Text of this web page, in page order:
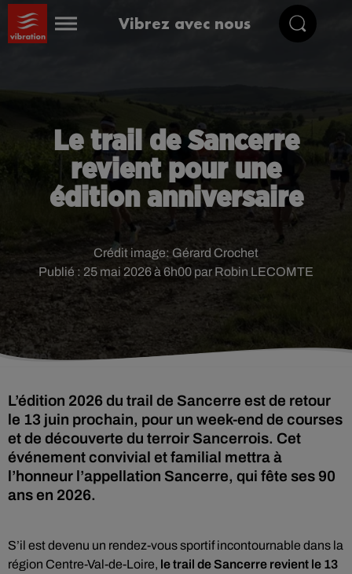
Vibrez avec nous
Le trail de Sancerre
revient pour une
édition anniversaire
Publié : 25 mai 2026 à 6h00 par Robin LECOMTE
Crédit image: Gérard Crochet
L’édition 2026 du trail de Sancerre est de retour
le 13 juin prochain, pour un week-end de courses
et de découverte du terroir Sancerrois. Cet
événement convivial et familial mettra à
l’honneur l’appellation Sancerre, qui fête ses 90
ans en 2026.
S’il est devenu un rendez-vous sportif incontournable dans la
région Centre-Val-de-Loire, le trail de Sancerre revient le 13